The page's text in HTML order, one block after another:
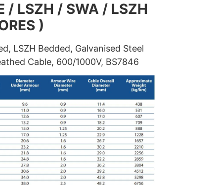
/ LSZH / SWA / LSZH
)
LSZH Bedded, Galvanised Steel
Cable, 600/1000V, BS7846